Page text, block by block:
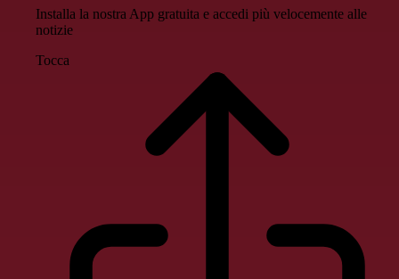
Installa la nostra App gratuita e accedi più velocemente alle
notizie
Tocca